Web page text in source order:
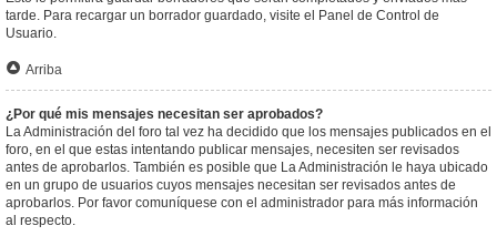
tarde. Para recargar un borrador guardado, visite el Panel de Control de
Usuario.
Arriba
¿Por qué mis mensajes necesitan ser aprobados?
La Administración del foro tal vez ha decidido que los mensajes publicados en el
foro, en el que estas intentando publicar mensajes, necesiten ser revisados
antes de aprobarlos. También es posible que La Administración le haya ubicado
en un grupo de usuarios cuyos mensajes necesitan ser revisados antes de
aprobarlos. Por favor comuníquese con el administrador para más información
al respecto.